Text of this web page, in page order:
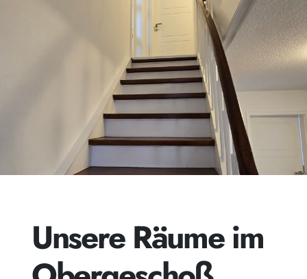
Unsere Räume im